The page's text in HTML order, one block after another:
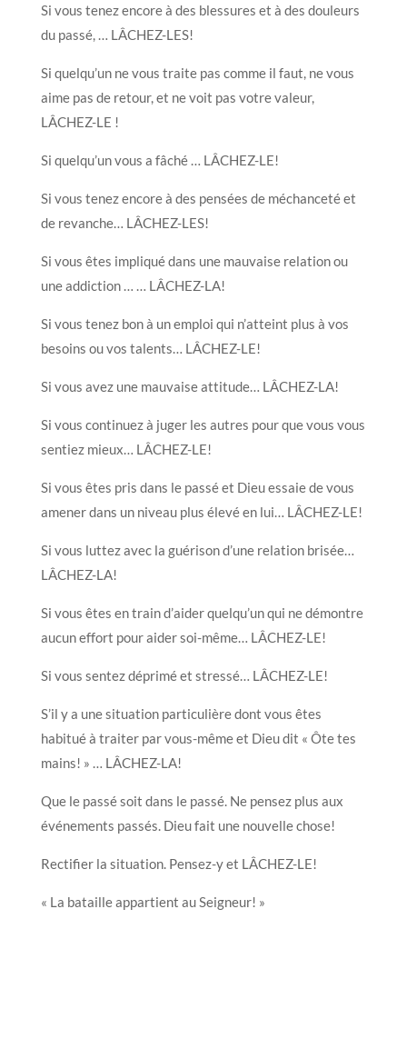
Si vous tenez encore à des blessures et à des douleurs
du passé, … LÂCHEZ-LES!
Si quelqu’un ne vous traite pas comme il faut, ne vous
aime pas de retour, et ne voit pas votre valeur,
LÂCHEZ-LE !
Si quelqu’un vous a fâché … LÂCHEZ-LE!
Si vous tenez encore à des pensées de méchanceté et
de revanche… LÂCHEZ-LES!
Si vous êtes impliqué dans une mauvaise relation ou
une addiction … … LÂCHEZ-LA!
Si vous tenez bon à un emploi qui n’atteint plus à vos
besoins ou vos talents… LÂCHEZ-LE!
Si vous avez une mauvaise attitude… LÂCHEZ-LA!
Si vous continuez à juger les autres pour que vous vous
sentiez mieux… LÂCHEZ-LE!
Si vous êtes pris dans le passé et Dieu essaie de vous
amener dans un niveau plus élevé en lui… LÂCHEZ-LE!
Si vous luttez avec la guérison d’une relation brisée…
LÂCHEZ-LA!
Si vous êtes en train d’aider quelqu’un qui ne démontre
aucun effort pour aider soi-même… LÂCHEZ-LE!
Si vous sentez déprimé et stressé… LÂCHEZ-LE!
S’il y a une situation particulière dont vous êtes
habitué à traiter par vous-même et Dieu dit « Ôte tes
mains! » … LÂCHEZ-LA!
Que le passé soit dans le passé. Ne pensez plus aux
événements passés. Dieu fait une nouvelle chose!
Rectifier la situation. Pensez-y et LÂCHEZ-LE!
« La bataille appartient au Seigneur! »